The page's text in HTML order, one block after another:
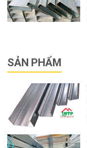
SẢN PHẨM